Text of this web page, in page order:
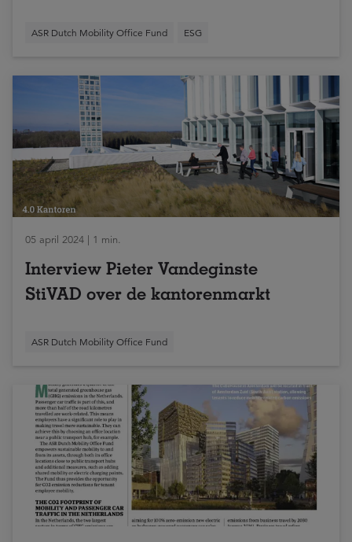
ASR Dutch Mobility Office Fund ESG
05 april 2024 | 1 min.
Interview Pieter Vandeginste
StiVAD over de kantorenmarkt
ASR Dutch Mobility Office Fund